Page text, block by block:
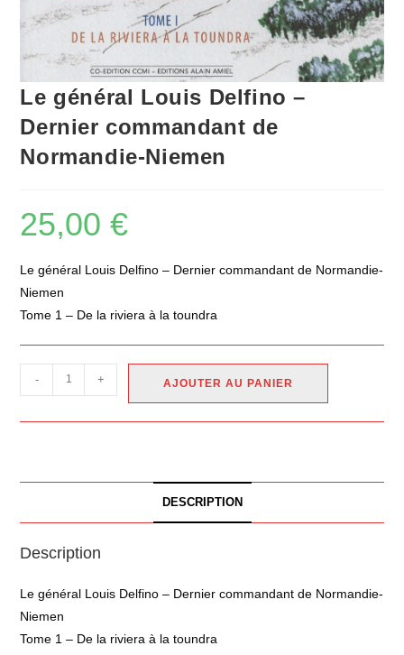
Le général Louis Delfino –
Dernier commandant de
Normandie-Niemen
25,00€
Le général Louis Delfino – Dernier commandant de Normandie-
Niemen
Tome 1 – De la riviera à la toundra
- + AJOUTER AU PANIER
DESCRIPTION
Description
Le général Louis Delfino – Dernier commandant de Normandie-
Niemen
Tome 1 – De la riviera à la toundra